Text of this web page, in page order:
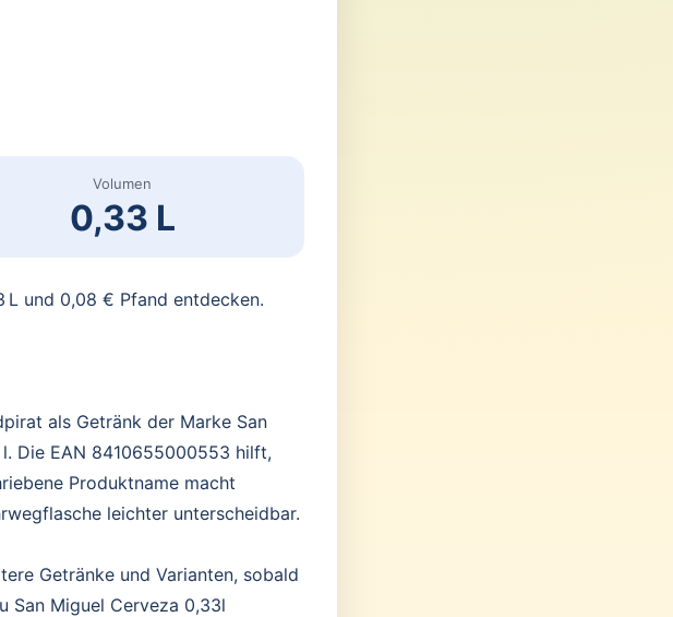
Volumen
0,33 L
L und 0,08 € Pfand entdecken.
als Getränk der Marke San
Die EAN 8410655000553 hilft,
Produktname macht
leichter unterscheidbar.
Getränke und Varianten, sobald
San Miguel Cerveza 0,33l